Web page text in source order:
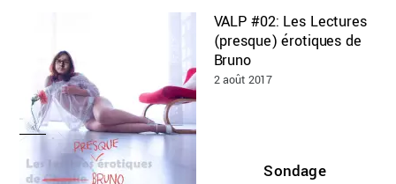
VALP #02: Les Lectures
(presque) érotiques de
Bruno
2 août 2017
Sondage